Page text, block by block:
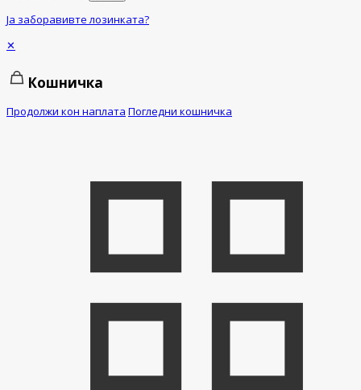
Ја заборавивте лозинката?
✕
Кошничка
Продолжи кон наплата Погледни кошничка